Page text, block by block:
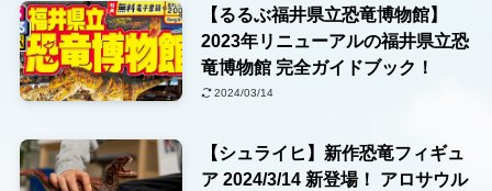
【るるぶ福井県立恐竜博物館】
2023年リニューアルの福井県立恐
竜博物館 完全ガイドブック！
2024/03/14
【シュライヒ】新作恐竜フィギュ
ア 2024/3/14 新登場！ アロサウル